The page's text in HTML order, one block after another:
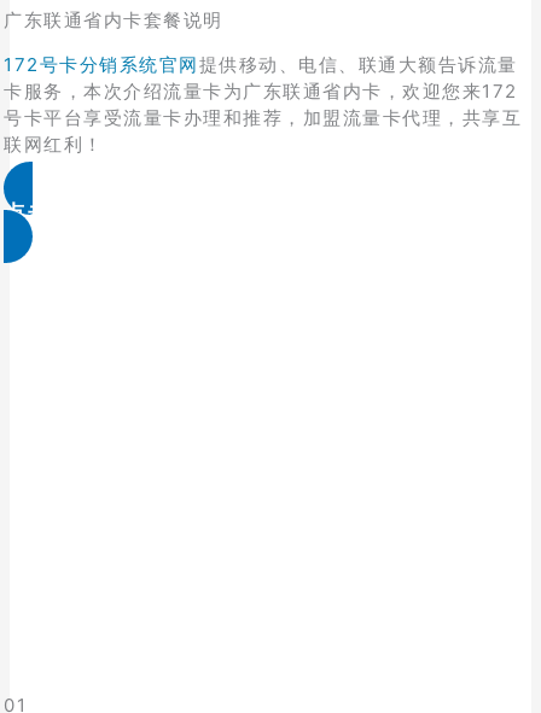
广东联通省内卡套餐说明
172号卡分销系统官网提供移动、电信、联通大额告诉流量
卡服务，本次介绍流量卡为广东联通省内卡，欢迎您来172
号卡平台享受流量卡办理和推荐，加盟流量卡代理，共享互
联网红利！
点击免费领取
01